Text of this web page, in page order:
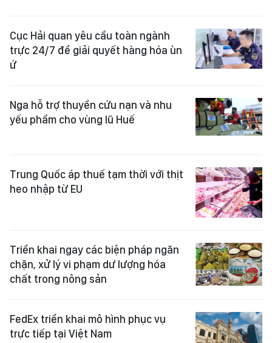
Cục Hải quan yêu cầu toàn ngành
trực 24/7 để giải quyết hàng hóa ùn
ứ
Nga hỗ trợ thuyền cứu nạn và nhu
yếu phẩm cho vùng lũ Huế
Trung Quốc áp thuế tạm thời với thịt
heo nhập từ EU
Triển khai ngay các biện pháp ngăn
chặn, xử lý vi phạm dư lượng hóa
chất trong nông sản
FedEx triển khai mô hình phục vụ
trực tiếp tại Việt Nam